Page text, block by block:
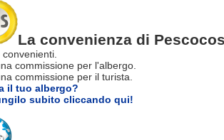
La convenienza di
convenienti.
commissione per l'albergo.
commissione per il turista.
il tuo albergo?
subito cliccando qui!